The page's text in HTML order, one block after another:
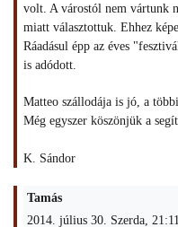
volt. A várostól nem vártunk
miatt választottuk. Ehhez
Ráadásul épp az éves
is adódott.
Matteo szállodája is jó, a
Még egyszer köszönjük a
K. Sándor
Tamás
2014. július 30. Szerda, 21:11